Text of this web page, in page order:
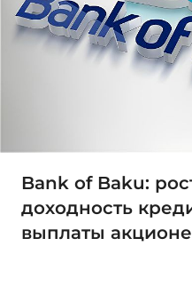
Bank of Baku:
доходность
выплаты